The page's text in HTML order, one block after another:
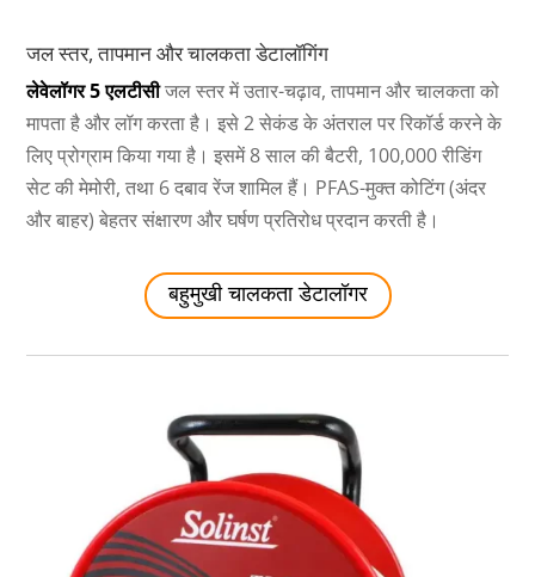
जल स्तर, तापमान और चालकता डेटालॉगिंग
लेवेलॉगर 5 एलटीसीजल स्तर में उतार-चढ़ाव, तापमान और चालकता को
मापता है और लॉग करता है। इसे 2 सेकंड के अंतराल पर रिकॉर्ड करने के
लिए प्रोग्राम किया गया है। इसमें 8 साल की बैटरी, 100,000 रीडिंग
सेट की मेमोरी, तथा 6 दबाव रेंज शामिल हैं। PFAS-मुक्त कोटिंग (अंदर
और बाहर) बेहतर संक्षारण और घर्षण प्रतिरोध प्रदान करती है।
बहुमुखी चालकता डेटालॉगर